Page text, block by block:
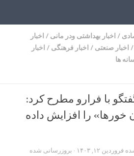
/ اخبار بهداشتی ودر مانی / اخبار
/ اخبار صنعتی / اخبار فرهنگی / اخبار
ها
با فرارو مطرح کرد:
خور‌ها» را افزایش داده
فروردین ۱۲, ۱۴۰۳
· بروزرسانی شده